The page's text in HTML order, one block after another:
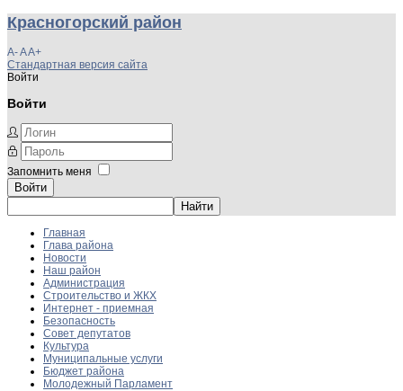
Красногорский район
A-AA+
Стандартная версия сайта
Войти
Войти
Запомнить меня
Войти
Главная
Глава района
Новости
Наш район
Администрация
Строительство и ЖКХ
Интернет - приемная
Безопасность
Совет депутатов
Культура
Муниципальные услуги
Бюджет района
Молодежный Парламент